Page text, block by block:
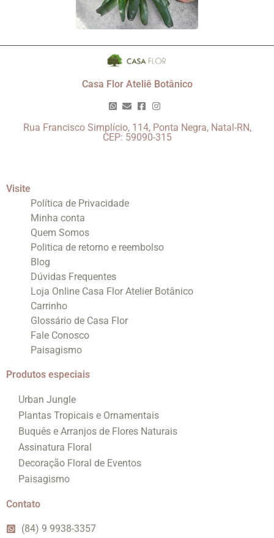
Casa Flor Ateliê Botânico
Rua Francisco Simplício, 114, Ponta Negra, Natal-RN,
CEP: 59090-315
Visite
Política de Privacidade
Minha conta
Quem Somos
Politica de retorno e reembolso
Blog
Dúvidas Frequentes
Loja Online Casa Flor Atelier Botânico
Carrinho
Glossário de Casa Flor
Fale Conosco
Paisagismo
Produtos especiais
Urban Jungle
Plantas Tropicais e Ornamentais
Buquês e Arranjos de Flores Naturais
Assinatura Floral
Decoração Floral de Eventos
Paisagismo
Contato
(84) 9 9938-3357